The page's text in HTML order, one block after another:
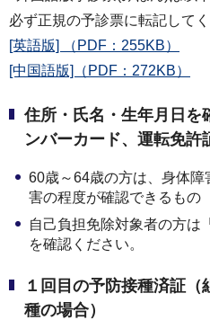
必ず正規の予診票に転記してく
[英語版] （PDF：255KB）
[中国語版]（PDF：272KB）
住所・氏名・生年月日を
ンバーカード、運転免許
60歳～64歳の方は、身体
害の程度が確認できるもの
自己負担免除対象者の方は「
を確認ください。
１回目の予防接種済証
種の場合）